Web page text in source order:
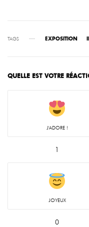
TAGS EXPOSITION
QUELLE EST VOTRE
J'ADORE !
1
JOYEUX
0